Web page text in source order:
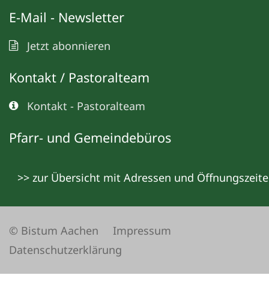
E-Mail - Newsletter
Jetzt abonnieren
Kontakt / Pastoralteam
Kontakt - Pastoralteam
Pfarr- und Gemeindebüros
>> zur Übersicht mit Adressen und
© Bistum Aachen
Impressum
Datenschutzerklärung